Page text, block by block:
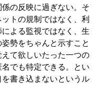
の反映に過ぎない。そ
トの規制ではなく、利
よる監視ではなく、生
勢をちゃんと示すこと
て欲しいたった一つの
でも特定できる。とい
書き込まないというル